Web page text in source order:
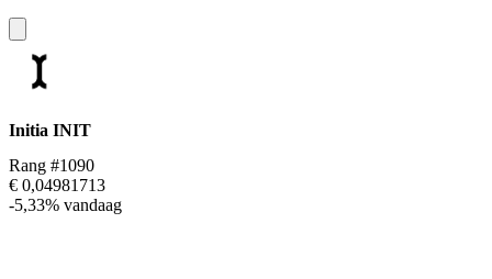
Initia INIT
Rang #1090
€ 0,04981713
-5,33% vandaag